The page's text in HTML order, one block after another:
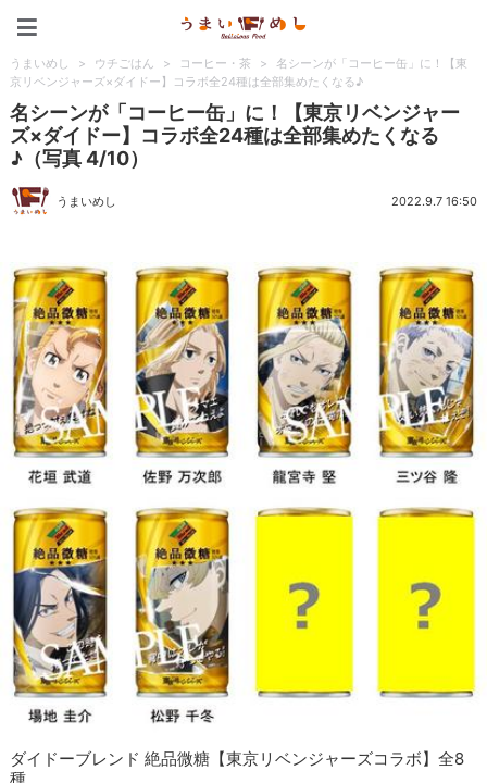
うまいめし > ウチごはん > コーヒー・茶 >
名シーンが「コーヒー缶」に！【東
京リベンジャーズ×ダイドー】コラボ全24種は全部集めたくなる♪
名シーンが「コーヒー缶」に！【東京リベンジャー
ズ×ダイドー】コラボ全24種は全部集めたくなる
♪（写真 4/10）
うまいめし 2022.9.7 16:50
ダイドーブレンド 絶品微糖【東京リベンジャーズコラボ】全8
種